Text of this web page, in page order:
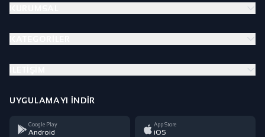
UYGULAMAYI İNDIR
Google Play
Android
App Store
iOS